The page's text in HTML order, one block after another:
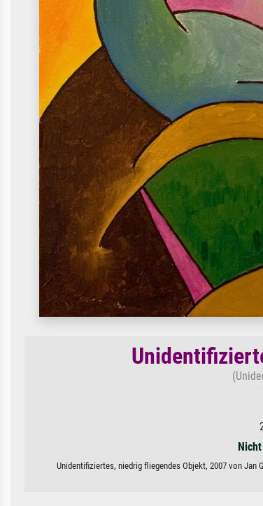
Unidentifiziertes, niedrig fliegendes Objekt, 2007 von Jan